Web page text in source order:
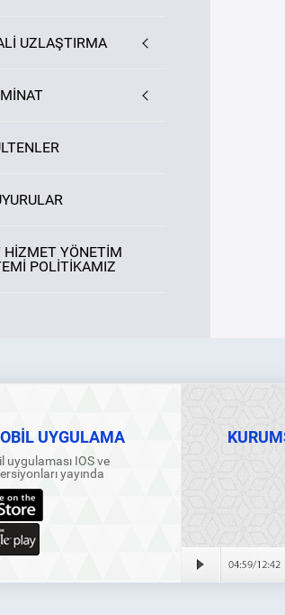
UZLAŞTIRMA
HİZMET YÖNETİM
POLİTİKAMIZ
UYGULAMA
uygulaması IOS ve
yayında